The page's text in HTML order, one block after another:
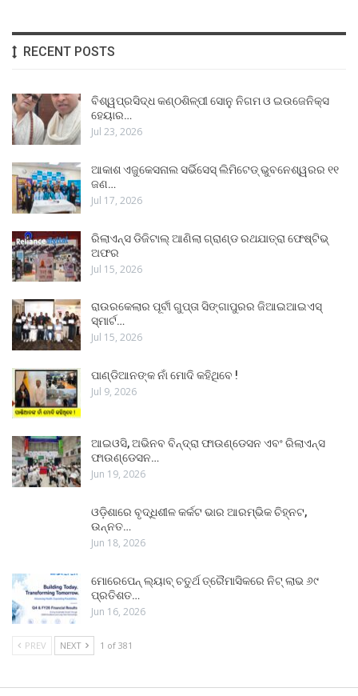
RECENT POSTS
ବିଶ୍ୱପ୍ରସିଦ୍ଧ କଣ୍ଠଶିଳ୍ପୀ ସୋନୁ ନିଗମ ଓ ଇଉଜେନିକ୍ସ
ହେୟାର…
Jul 23, 2026
ଆକାଶ ଏଜୁକେସନାଲ ସର୍ଭିସେସ୍ ଲିମିଟେଡ୍ ଭୁବନେଶ୍ୱରର ୧୧
ଜଣ…
Jul 17, 2026
ରିଲାଏନ୍ସ ଡିଜିଟାଲ୍ ଆଣିଲା ଗ୍ରାଣ୍ଡ ରଥଯାତ୍ରା ଫେଷ୍ଟିଭ୍
ଅଫର
Jul 15, 2026
ରାଉରକେଲାର ପୂର୍ବୀ ଗୁପ୍ତା ସିଙ୍ଗାପୁରର ଜିଆଇଆଇଏସ୍
ସ୍ମାର୍ଟ…
Jul 15, 2026
ପାଣ୍ଡିଆନଙ୍କ ନାଁ ମୋଦି କହିଥିବେ !
Jul 9, 2026
ଆଇଓସି, ଅଭିନବ ବିନ୍ଦ୍ରା ଫାଉଣ୍ଡେସନ ଏବଂ ରିଲାଏନ୍ସ
ଫାଉଣ୍ଡେସନ…
Jun 19, 2026
ଓଡ଼ିଶାରେ ବୃଦ୍ଧିଶୀଳ କର୍କଟ ଭାର ଆରମ୍ଭିକ ଚିହ୍ନଟ,
ଉନ୍ନତ…
Jun 18, 2026
ମୋରେପେନ୍ ଲ୍ୟାବ୍ ଚତୁର୍ଥ ତ୍ରୈମାସିକରେ ନିଟ୍ ଲାଭ ୬୯
ପ୍ରତିଶତ…
Jun 16, 2026
PREV NEXT 1 of 381